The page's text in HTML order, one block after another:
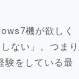
機が欲しく
ない」。つまり
験をしている最